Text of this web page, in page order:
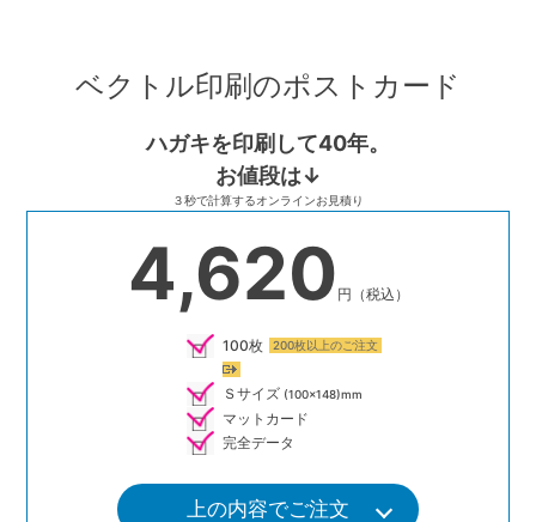
contentベクトル印刷のポストカード
ハガキを印刷して40年。
お値段は↓
３秒で計算するオンラインお見積り
4,620 円（税込）
100枚 200枚以上のご注文
Ｓサイズ (100×148)mm
マットカード
完全データ
上の内容でご注文